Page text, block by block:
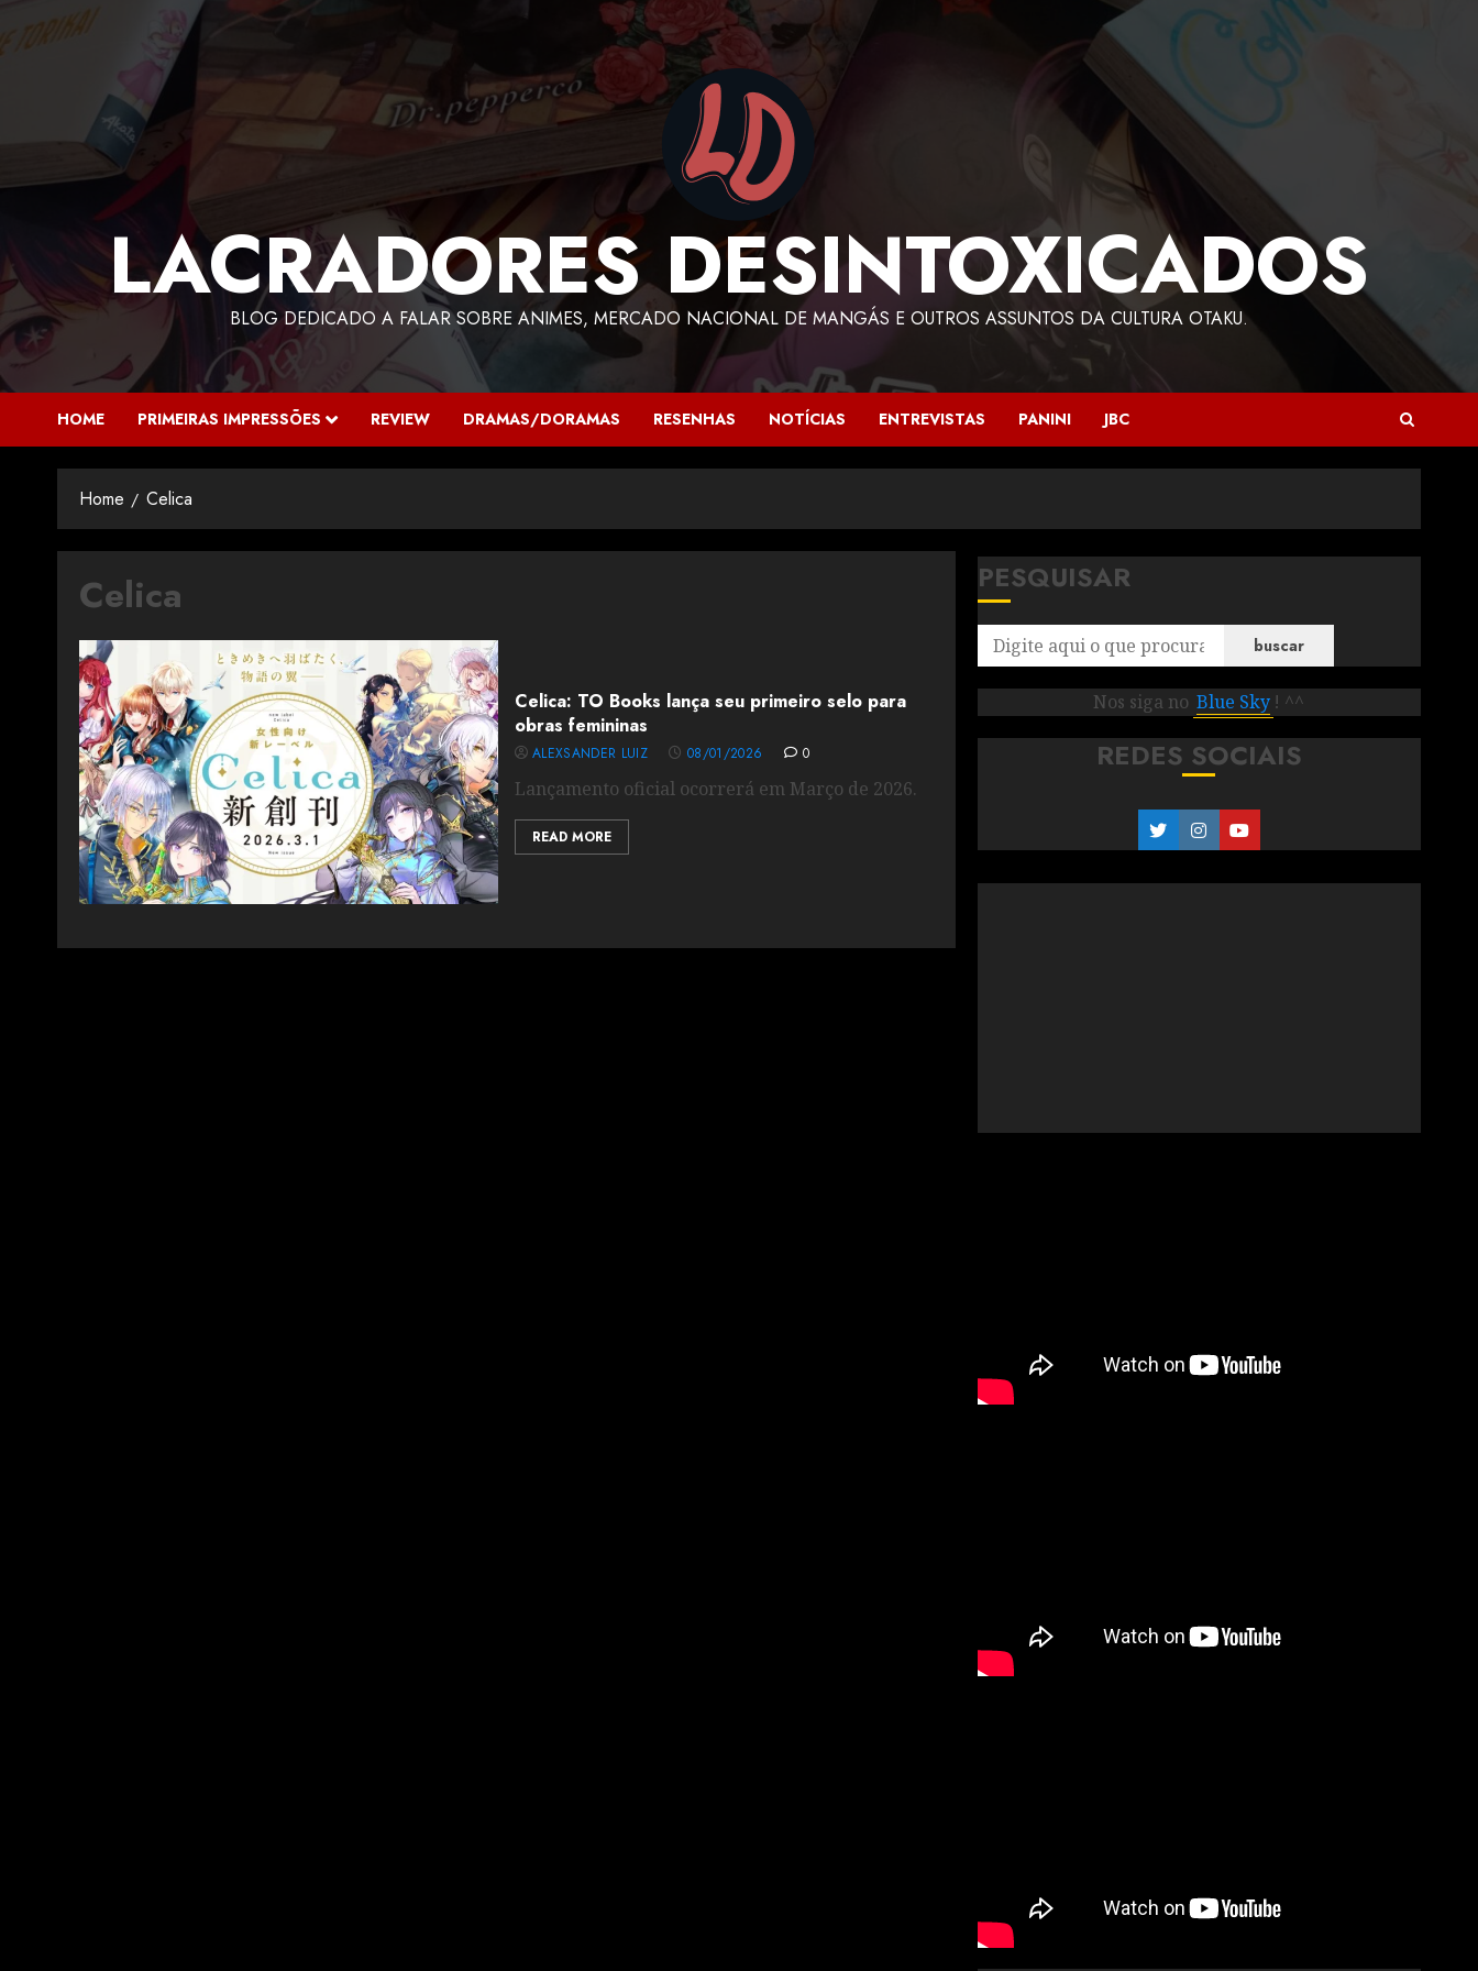
LACRADORES DESINTOXICADOS
BLOG DEDICADO A FALAR SOBRE ANIMES, MERCADO NACIONAL DE MANGÁS E OUTROS ASSUNTOS DA CULTURA OTAKU.
HOME PRIMEIRAS IMPRESSÕES REVIEW DRAMAS/DORAMAS RESENHAS NOTÍCIAS ENTREVISTAS PANINI JBC
Home Celica
Celica
Celica: TO Books lança seu primeiro selo para
obras femininas
ALEXSANDER LUIZ 08/01/2026 0
Lançamento oficial ocorrerá em Março de 2026.
READ MORE
PESQUISAR
buscar
Nos siga no Blue Sky ! ^^
REDES SOCIAIS